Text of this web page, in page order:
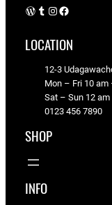
WordPress Instagram Facebook
LOCATION
12-3
Mon – Fri 10 am
Sat – Sun 12
0123 456 7890
SHOP
INFO